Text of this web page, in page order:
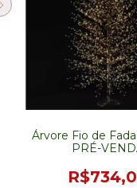
Árvore Fio de
PRÉ-